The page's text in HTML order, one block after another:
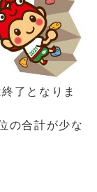
了となりま
の合計が少な